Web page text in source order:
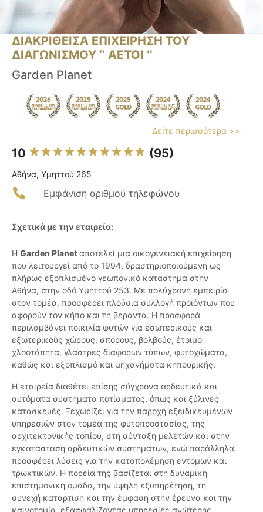
ΔΙΑΚΡΙΘΕΙΣΑ ΕΠΙΧΕΙΡΗΣΗ ΤΟΥ
ΔΙΑΓΩΝΙΣΜΟΥ ‘’ ΑΕΤΟΙ ‘’
Garden Planet
Δείτε περισσότερα >>
10 (95)
Αθήνα, Υμηττού 265
Εμφάνιση αριθμού τηλεφώνου
Σχετικά με την εταιρεία:
Η Garden Planet αποτελεί μια οικογενειακή επιχείρηση
που λειτουργεί από το 1994, δραστηριοποιούμενη ως
πλήρως εξοπλισμένο γεωπονικό κατάστημα στην
Αθήνα, στην οδό Υμηττού 253. Με πολύχρονη εμπειρία
στον τομέα, προσφέρει πλούσια συλλογή προϊόντων που
αφορούν τον κήπο και τη βεράντα. Η προσφορά
περιλαμβάνει ποικιλία φυτών για εσωτερικούς και
εξωτερικούς χώρους, σπόρους, βολβούς, έτοιμο
χλοοτάπητα, γλάστρες διάφορων τύπων, φυτοχώματα,
καθώς και εξοπλισμό και μηχανήματα κηπουρικής.
Η εταιρεία διαθέτει επίσης σύγχρονα αρδευτικά και
αυτόματα συστήματα ποτίσματος, όπως και ξύλινες
κατασκευές. Ξεχωρίζει για την παροχή εξειδικευμένων
υπηρεσιών στον τομέα της φυτοπροστασίας, της
αρχιτεκτονικής τοπίου, στη σύνταξη μελετών και στην
εγκατάσταση αρδευτικών συστημάτων, ενώ παράλληλα
προσφέρει λύσεις για την καταπολέμηση εντόμων και
τρωκτικών. Η πορεία της βασίζεται στη δυναμική
επιστημονική ομάδα, την υψηλή εξυπηρέτηση, τη
συνεχή κατάρτιση και την έμφαση στην έρευνα και την
καινοτομία, εξασφαλίζοντας υπηρεσίες ανώτερης